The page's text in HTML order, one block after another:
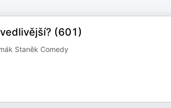
(601)
Staněk Comedy